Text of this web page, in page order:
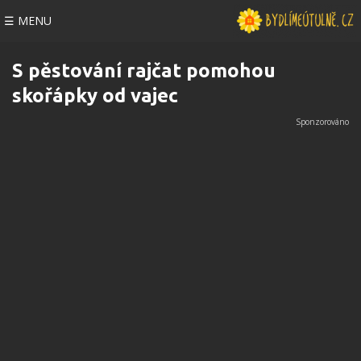
☰ MENU
S pěstování rajčat pomohou
skořápky od vajec